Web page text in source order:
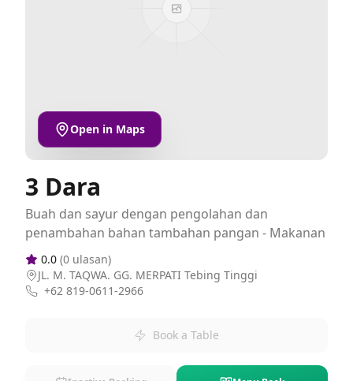
Open in Maps
3 Dara
Buah dan sayur dengan pengolahan dan
penambahan bahan tambahan pangan - Makanan
0.0 (0 ulasan)
JL. M. TAQWA. GG. MERPATI Tebing Tinggi
+62 819-0611-2966
Book a Table